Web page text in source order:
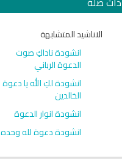
الاناشيد المتشابهة
انشودة ناداكِ صوت
الدعوة الرباني
انشودة لكِ الله يا دعوة
الخالدين
انشودة انوار الدعوة
انشودة دعوة لله وحده